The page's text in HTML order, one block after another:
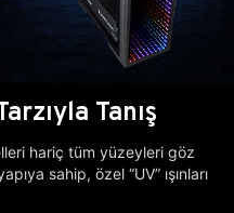
Tanış
hariç tüm yüzeyleri göz
sahip, özel “UV” ışınları